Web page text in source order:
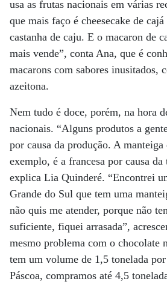
usa as frutas nacionais em várias
que mais faço é cheesecake de
castanha de caju. E o macaron de
mais vende”, conta Ana, que é
macarons com sabores inusitados,
azeitona.
Nem tudo é doce, porém, na hora
nacionais. “Alguns produtos a
por causa da produção. A
exemplo, é a francesa por causa da
explica Lia Quinderé. “Encontrei
Grande do Sul que tem uma
não quis me atender, porque não
suficiente, fiquei arrasada”,
mesmo problema com o chocolate
tem um volume de 1,5 tonelada
Páscoa, compramos até 4,5